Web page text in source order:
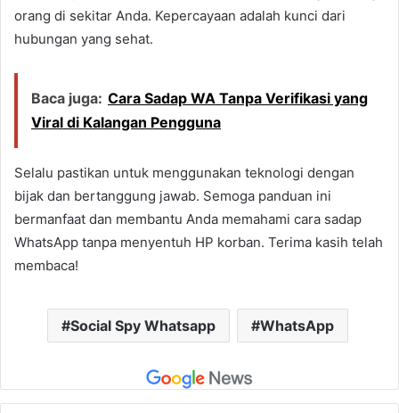
orang di sekitar Anda. Kepercayaan adalah kunci dari
hubungan yang sehat.
Baca juga: Cara Sadap WA Tanpa Verifikasi yang
Viral di Kalangan Pengguna
Selalu pastikan untuk menggunakan teknologi dengan
bijak dan bertanggung jawab. Semoga panduan ini
bermanfaat dan membantu Anda memahami cara sadap
WhatsApp tanpa menyentuh HP korban. Terima kasih telah
membaca!
Social Spy Whatsapp WhatsApp